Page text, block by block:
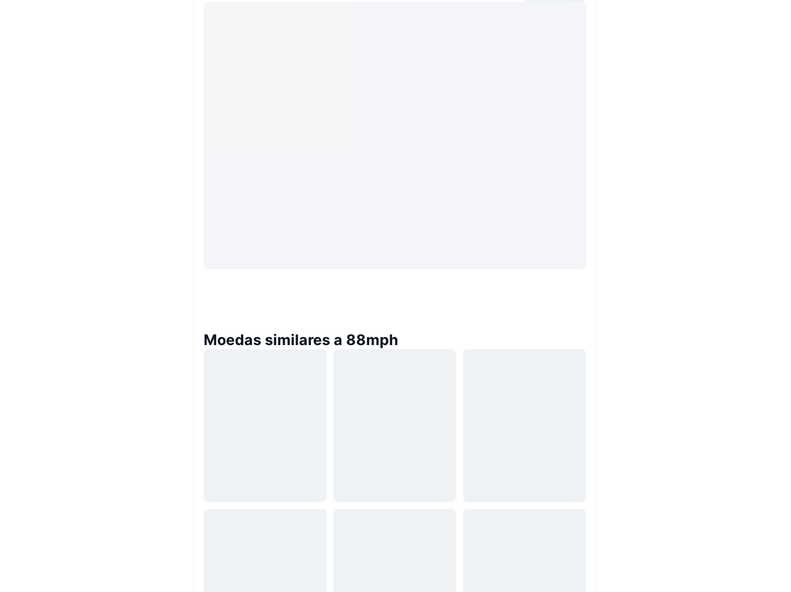
Moedas similares a 88mph